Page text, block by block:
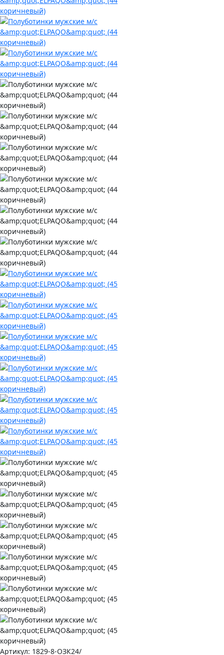
Артикул: 1829-8-ОЗК24/